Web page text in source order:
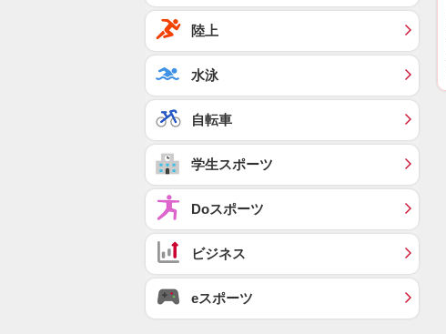
陸上
水泳
自転車
学生スポーツ
Doスポーツ
ビジネス
eスポーツ